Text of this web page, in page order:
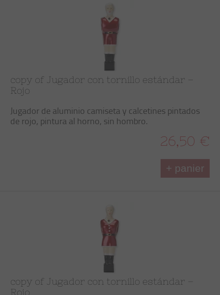
copy of Jugador con tornillo estándar –
Rojo
Jugador de aluminio camiseta y calcetines pintados
de rojo, pintura al horno, sin hombro.
26,50 €
+ panier
copy of Jugador con tornillo estándar –
Rojo